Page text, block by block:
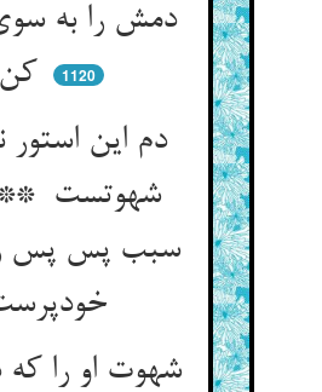
دمش را به
1120
دم این
شهوتست **
سبب پس پس
خودپرست
شهوت او را که